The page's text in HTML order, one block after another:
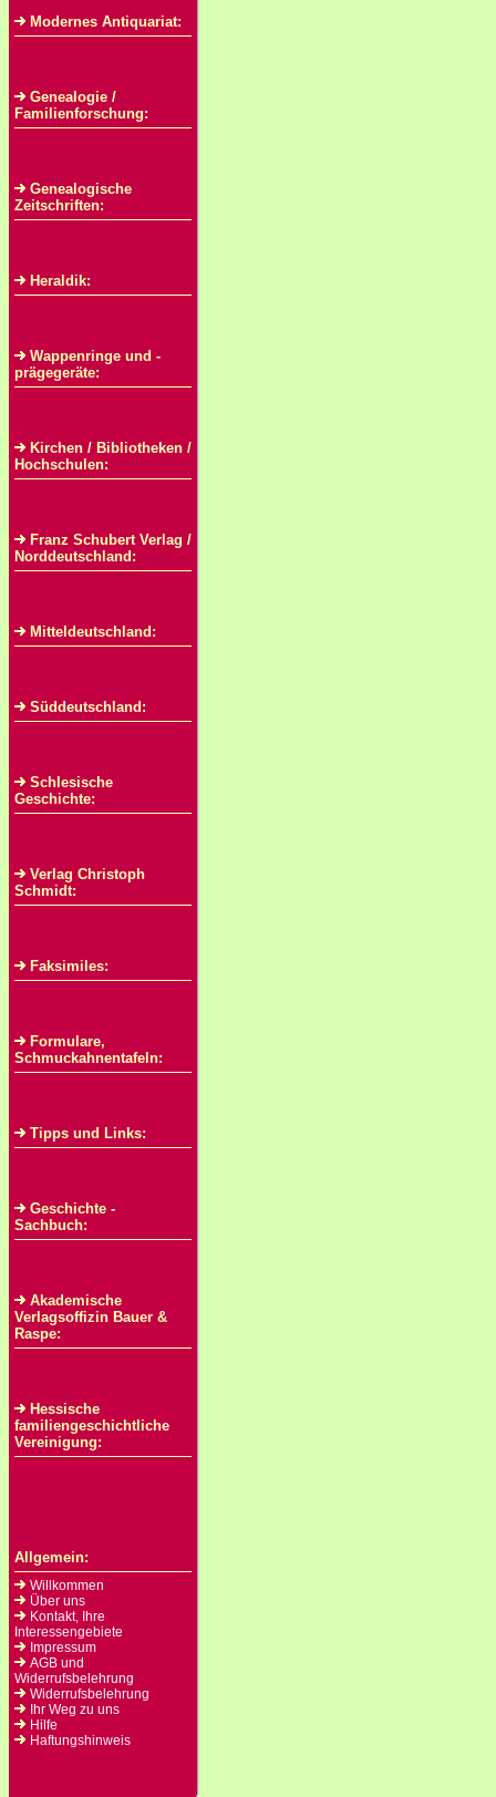
Modernes Antiquariat:
Genealogie /
Familienforschung:
Genealogische
Zeitschriften:
Heraldik:
Wappenringe und -
prägegeräte:
Kirchen / Bibliotheken /
Hochschulen:
Franz Schubert Verlag /
Norddeutschland:
Mitteldeutschland:
Süddeutschland:
Schlesische
Geschichte:
Verlag Christoph
Schmidt:
Faksimiles:
Formulare,
Schmuckahnentafeln:
Tipps und Links:
Geschichte -
Sachbuch:
Akademische
Verlagsoffizin Bauer &
Raspe:
Hessische
familiengeschichtliche
Vereinigung:
Allgemein:
Willkommen
Über uns
Kontakt, Ihre
Interessengebiete
Impressum
AGB und
Widerrufsbelehrung
Widerrufsbelehrung
Ihr Weg zu uns
Hilfe
Haftungshinweis